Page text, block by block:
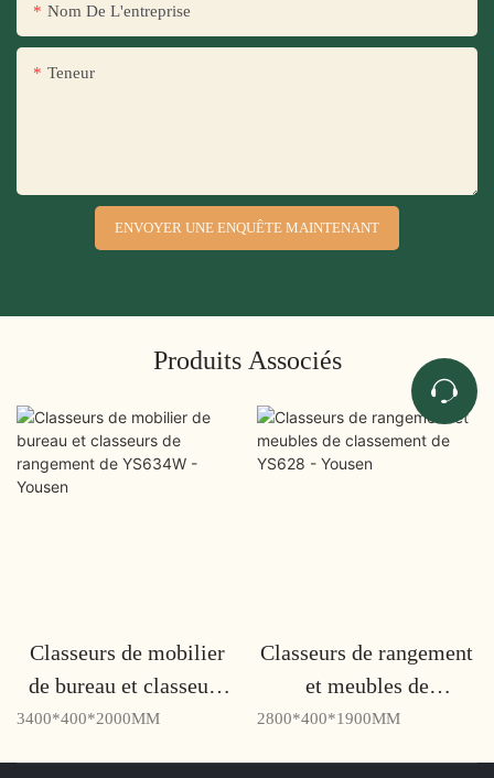
Nom De L'entreprise
Teneur
ENVOYER UNE ENQUÊTE MAINTENANT
Produits Associés
Classeurs de mobilier
de bureau et classeurs
de rangement de
3400*400*2000MM
Classeurs de rangement
et meubles de
classement de YS628 -
2800*400*1900MM